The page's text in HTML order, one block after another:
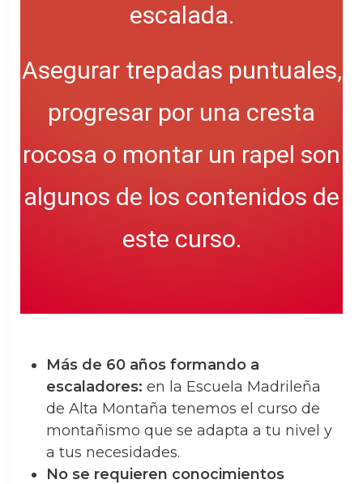
escalada.
Asegurar trepadas puntuales,
progresar por una cresta
rocosa o montar un rapel son
algunos de los contenidos de
este curso.
Más de 60 años formando a
escaladores: en la Escuela Madrileña
de Alta Montaña tenemos el curso de
montañismo que se adapta a tu nivel y
a tus necesidades.
No se requieren conocimientos